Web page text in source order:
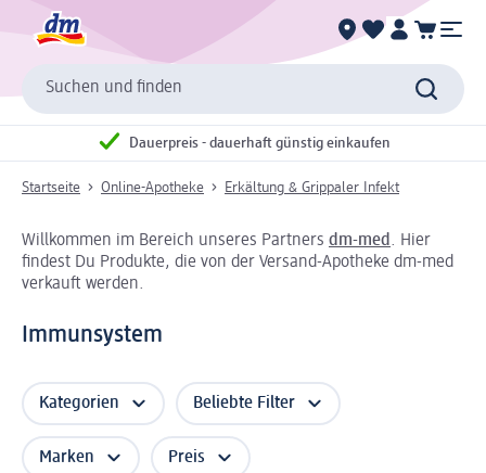
Suchen und finden
Dauerpreis - dauerhaft günstig einkaufen
Startseite Online-Apotheke Erkältung & Grippaler Infekt
Willkommen im Bereich unseres Partners dm-med . Hier
findest Du Produkte, die von der Versand-Apotheke dm-med
verkauft werden.
Immunsystem
Kategorien Beliebte Filter
Marken Preis